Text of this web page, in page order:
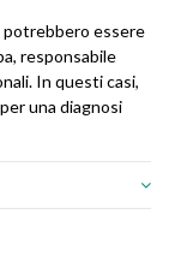
essere
responsabile
In questi casi,
una diagnosi